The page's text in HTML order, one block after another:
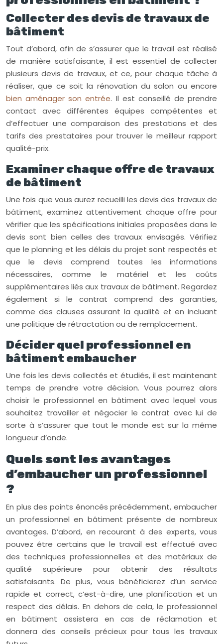
Collecter des devis de travaux de
bâtiment
Tout d’abord, afin de s’assurer que le travail est réalisé
de manière satisfaisante, il est essentiel de collecter
plusieurs devis de travaux, et ce, pour chaque tâche à
réaliser, que ce soit la rénovation du salon ou encore
bien aménager son entrée. Il est conseillé de prendre
contact avec différentes équipes compétentes et
d’effectuer une comparaison des prestations et des
tarifs des prestataires pour trouver le meilleur rapport
qualité-prix.
Examiner chaque offre de travaux
de bâtiment
Une fois que vous aurez recueilli les devis des travaux de
bâtiment, examinez attentivement chaque offre pour
vérifier que les spécifications initiales proposées dans le
devis sont bien celles des travaux envisagés. Vérifiez
que le planning et les délais du projet sont respectés et
que le devis comprend toutes les informations
nécessaires, comme le matériel et les coûts
supplémentaires liés aux travaux de bâtiment. Regardez
également si le contrat comprend des garanties,
comme des clauses assurant la qualité et en incluant
une politique de rétractation ou de remplacement.
Décider quel professionnel en
bâtiment embaucher
Une fois les devis collectés et étudiés, il est maintenant
temps de prendre votre décision. Vous pourrez alors
choisir le professionnel en bâtiment avec lequel vous
souhaitez travailler et négocier le contrat avec lui de
sorte à s’assurer que tout le monde est sur la même
longueur d’onde.
Quels sont les avantages
d’embaucher un professionnel
?
En plus des points énoncés précédemment, embaucher
un professionnel en bâtiment présente de nombreux
avantages. D’abord, en recourant à des experts, vous
pouvez être certains que le travail est effectué avec
des techniques professionnelles et des matériaux de
qualité supérieure pour obtenir des résultats
satisfaisants. De plus, vous bénéficierez d’un service
rapide et correct, c’est-à-dire, une planification et un
respect des délais. En dehors de cela, le professionnel
en bâtiment assistera en cas de réclamation et
donnera des conseils précieux pour tous les travaux